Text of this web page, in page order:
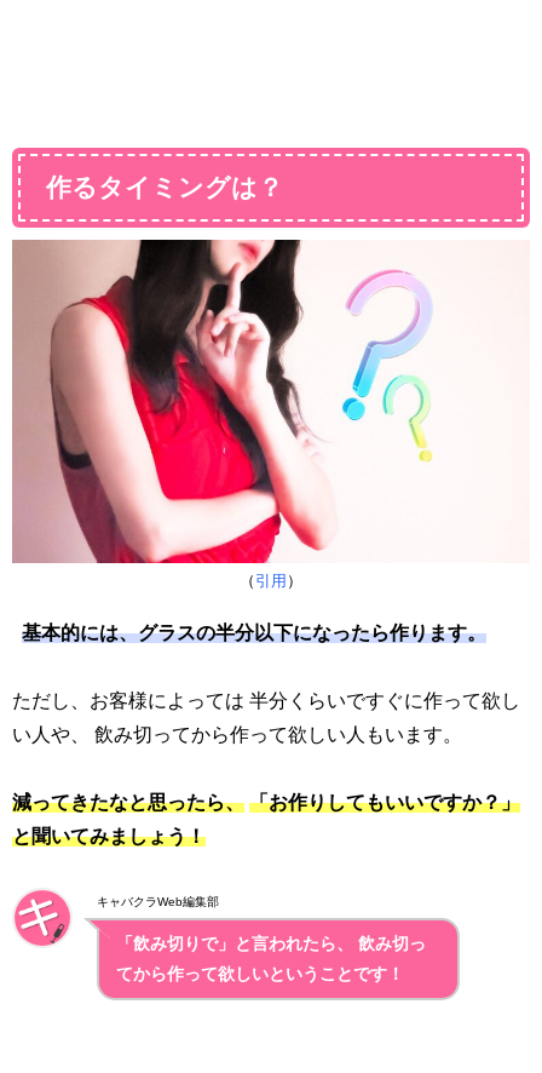
作るタイミングは？
（ 引用 ）
基本的には、グラスの半分以下になったら作ります。
ただし、お客様によっては 半分くらいですぐに作って欲し
い人や、 飲み切ってから作って欲しい人もいます。
減ってきたなと思ったら、 「お作りしてもいいですか？」
と聞いてみましょう！
キャバクラWeb編集部
「飲み切りで」と言われたら、 飲み切っ
てから作って欲しいということです！